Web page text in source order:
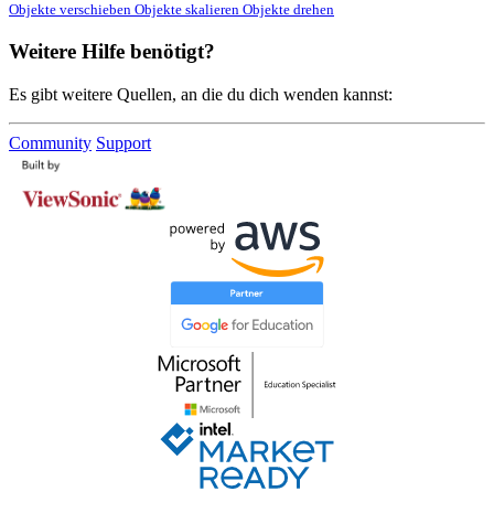
Objekte verschieben Objekte skalieren Objekte drehen
Weitere Hilfe benötigt?
Es gibt weitere Quellen, an die du dich wenden kannst:
Community Support